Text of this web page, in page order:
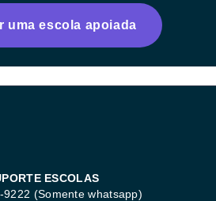
uma escola apoiada
ESCOLAS
9222 (Somente whatsapp)